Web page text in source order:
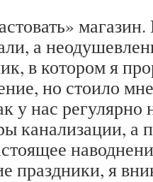
а
в котором я
но стоило
у нас регулярно
канализации, а
праздники, я